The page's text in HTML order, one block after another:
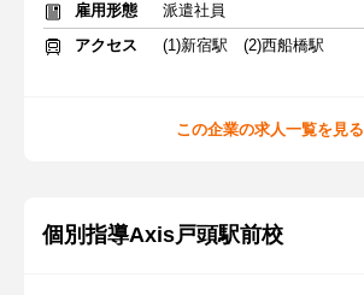
雇用形態
派遣社員
アクセス
(1)新宿駅 (2)西船橋駅
この企業の求人一覧を見る
個別指導Axis戸頭駅前校